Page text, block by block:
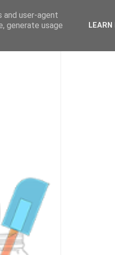
and user-agent
generate usage
LEARN